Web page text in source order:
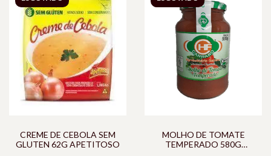
CREME DE CEBOLA SEM
GLUTEN 62G APETITOSO
MOLHO DE TOMATE
TEMPERADO 580G